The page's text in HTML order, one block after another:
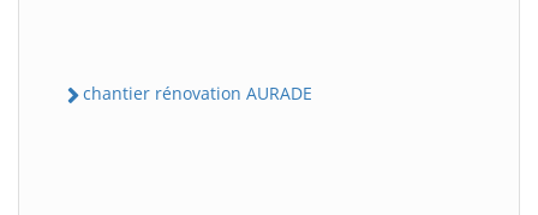
chantier rénovation AURADE